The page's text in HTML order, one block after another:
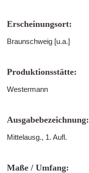
Erscheinungsort:
Braunschweig [u.a.]
Produktionsstätte:
Westermann
Ausgabebezeichnung:
Mittelausg., 1. Aufl.
Maße / Umfang: